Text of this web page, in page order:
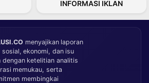
INFORMASI IKLAN
menyajikan laporan
ekonomi, dan isu
dengan ketelitian analitis
memukau, serta
membingkai